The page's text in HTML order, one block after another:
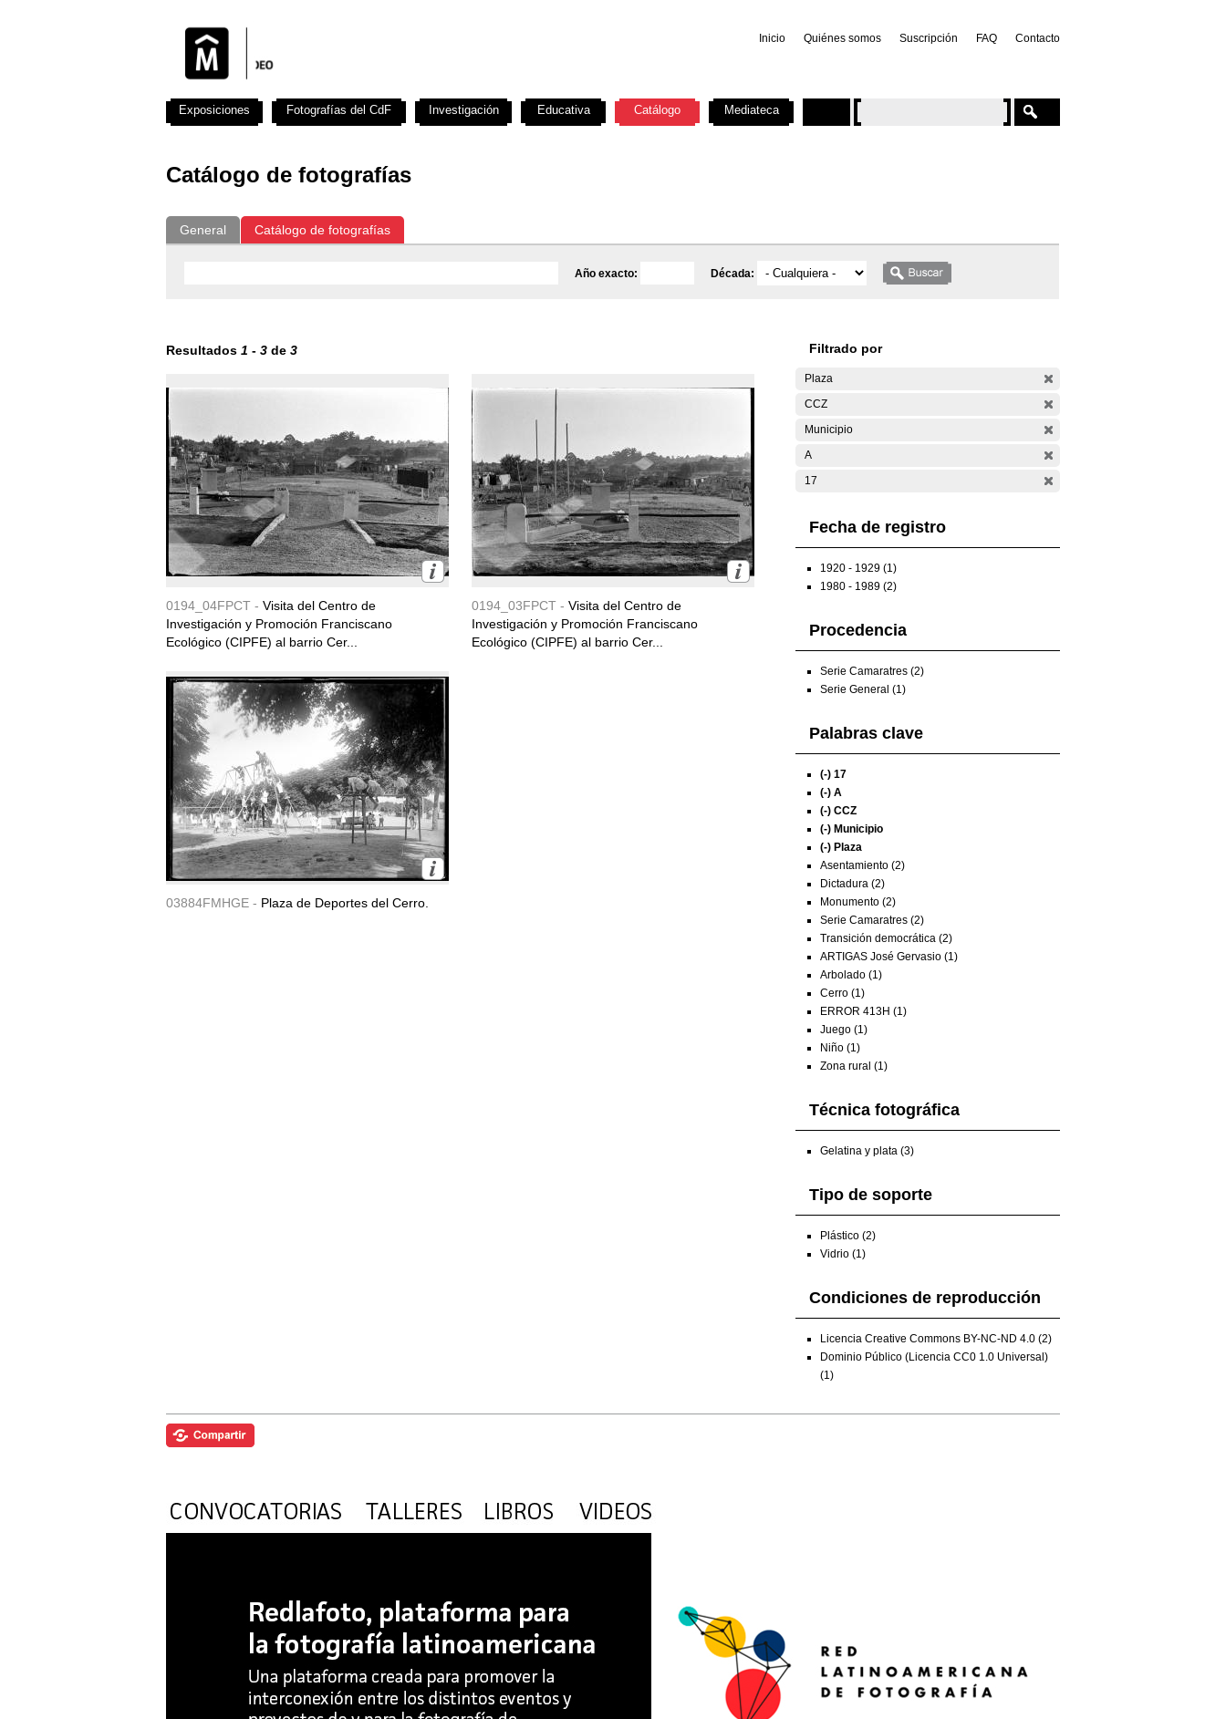
Inicio Quiénes somos Suscripción FAQ Contacto
Catálogo de fotografías
General Catálogo de fotografías
Año exacto: Década:
Resultados 1 - 3 de 3
0194_04FPCT - Visita del Centro de
Investigación y Promoción Franciscano
Ecológico (CIPFE) al barrio Cer...
0194_03FPCT - Visita del Centro de
Investigación y Promoción Franciscano
Ecológico (CIPFE) al barrio Cer...
03884FMHGE - Plaza de Deportes del Cerro.
Filtrado por
Plaza
CCZ
Municipio
A
17
Fecha de registro
1920 - 1929 (1)
1980 - 1989 (2)
Procedencia
Serie Camaratres (2)
Serie General (1)
Palabras clave
(-) 17
(-) A
(-) CCZ
(-) Municipio
(-) Plaza
Asentamiento (2)
Dictadura (2)
Monumento (2)
Serie Camaratres (2)
Transición democrática (2)
ARTIGAS José Gervasio (1)
Arbolado (1)
Cerro (1)
ERROR 413H (1)
Juego (1)
Niño (1)
Zona rural (1)
Técnica fotográfica
Gelatina y plata (3)
Tipo de soporte
Plástico (2)
Vidrio (1)
Condiciones de reproducción
Licencia Creative Commons BY-NC-ND 4.0 (2)
Dominio Público (Licencia CC0 1.0 Universal)
(1)
Exposiciones Fotografías del CdF Investigación Educativa Catálogo Mediateca